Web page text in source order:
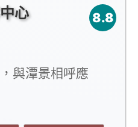
心 8.8
與潭景相呼應